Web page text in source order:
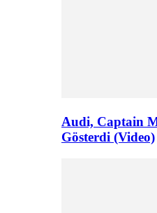
Audi, Captain
Gösterdi (Video)